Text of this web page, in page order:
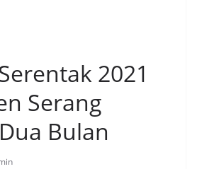
2021
Serang
Bulan